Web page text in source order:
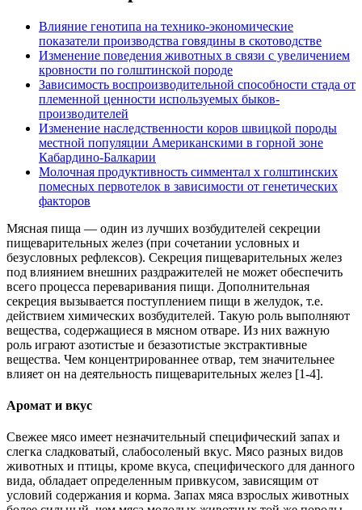
Влияние генотипа на технико-экономические
показатели производства говядины в скотоводстве
Изменение поведения животных в связи с увеличением
кровности по голштинской породе
Зависимость воспроизводительной способности стада от
племенной ценности используемых быков-
производителей
Изменение наследственности коров швицкой породы
местной популяции Американскими в горной зоне
Кабардино-Балкарии
Молочная продуктивность симментал х голштинских
помесных первотелок в зависимости от генетических
факторов
Мясная пища — один из лучших возбудителей секреции
пищеварительных желез (при сочетании условных и
безусловных рефлексов). Секреция пищеварительных желез
под влиянием внешних раздражителей не может обеспечить
всего процесса переваривания пищи. Дополнительная
секреция вызывается поступлением пищи в желудок, т.е.
действием химических возбудителей. Такую роль выполняют
вещества, содержащиеся в мясном отваре. Из них важную
роль играют азотистые и безазотистые экстрактивные
вещества. Чем концентрированнее отвар, тем значительнее
влияет он на деятельность пищеварительных желез [1-4].
Аромат и вкус
Свежее мясо имеет незначительный специфический запах и
слегка сладковатый, слабосоленый вкус. Мясо разных видов
животных и птицы, кроме вкуса, специфического для данного
вида, обладает определенным привкусом, зависящим от
условий содержания и корма. Запах мяса взрослых животных